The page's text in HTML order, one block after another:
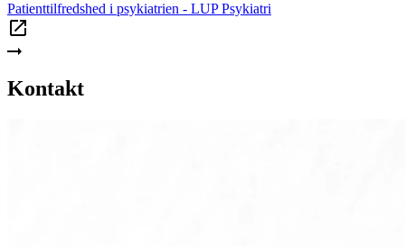
Patienttilfredshed i psykiatrien - LUP Psykiatri
Kontakt